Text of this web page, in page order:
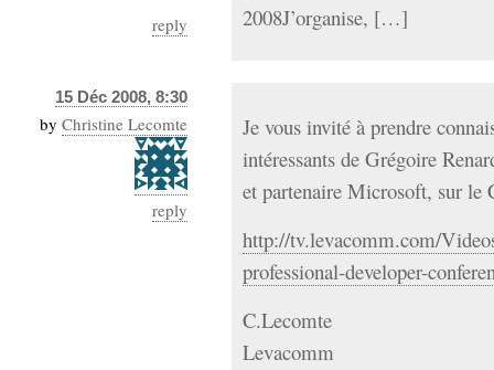
reply
2008J’organise, […]
15 Déc 2008, 8:30
by Christine Lecomte
reply
Je vous invité à prendre
intéressants de Grégoire
et partenaire Microsoft, sur le
http://tv.levacomm.com/
professional-developer-
C.Lecomte
Levacomm